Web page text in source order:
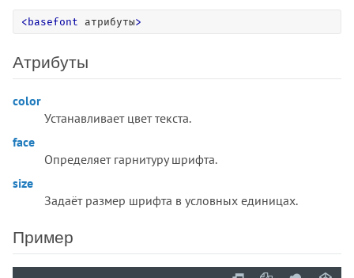
< basefont атрибуты>
Атрибуты
color
Устанавливает цвет текста.
face
Определяет гарнитуру шрифта.
size
Задаёт размер шрифта в условных единицах.
Пример